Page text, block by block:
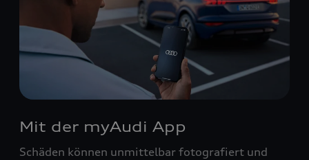
Mit der myAudi App
Schäden können unmittelbar fotografiert und